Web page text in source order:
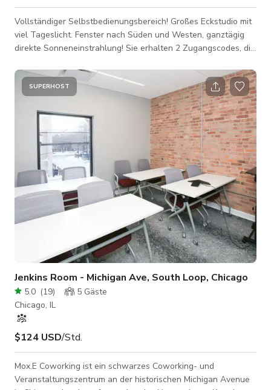
Vollständiger Selbstbedienungsbereich! Großes Eckstudio mit
viel Tageslicht. Fenster nach Süden und Westen, ganztägig
direkte Sonneneinstrahlung! Sie erhalten 2 Zugangscodes, die
ermöglicht den Zutritt zum Gebäude. Der zweite Code
ermöglicht den Zutritt zum Studio und funktioniert nur
während Ihrer gebuchten Zeiten. Nach der Buchung erhalten
Sie außerdem 2 Videoanleitungen: - Wie man ins Gebäude
und zum Studio gelangt - Wie m
SUPERHOST
Jenkins Room - Michigan Ave, South Loop, Chicago
5.0 (19) 5 Gäste
Chicago, IL
$124 USD/Std.
Mox.E Coworking ist ein schwarzes Coworking- und
Veranstaltungszentrum an der historischen Michigan Avenue